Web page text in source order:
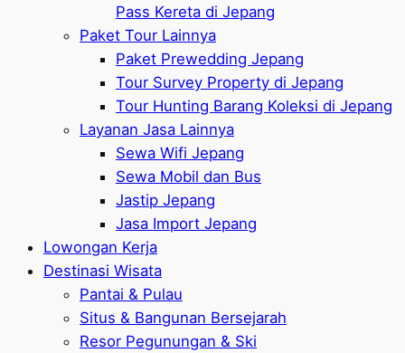
Pass Kereta di Jepang
Paket Tour Lainnya
Paket Prewedding Jepang
Tour Survey Property di Jepang
Tour Hunting Barang Koleksi di Jepang
Layanan Jasa Lainnya
Sewa Wifi Jepang
Sewa Mobil dan Bus
Jastip Jepang
Jasa Import Jepang
Lowongan Kerja
Destinasi Wisata
Pantai & Pulau
Situs & Bangunan Bersejarah
Resor Pegunungan & Ski